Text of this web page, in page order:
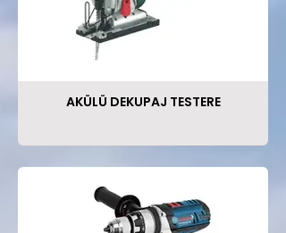
AKÜLÜ DEKUPAJ TESTERE